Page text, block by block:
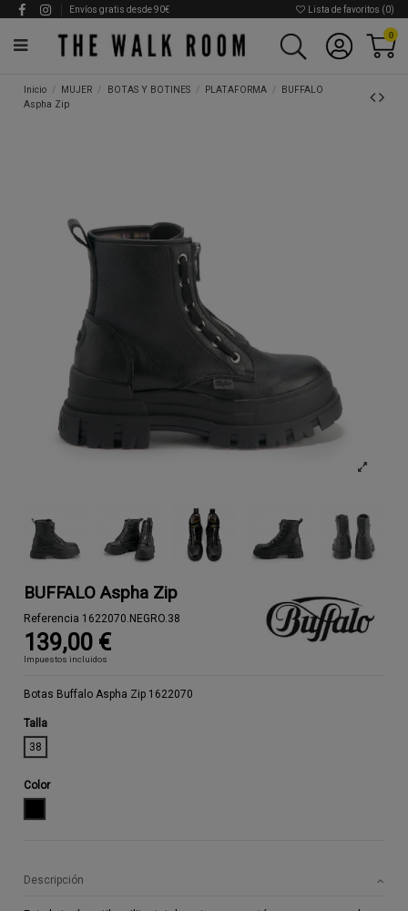
Envíos gratis desde 90€ Lista de favoritos (0)
0
Inicio MUJER BOTAS Y BOTINES PLATAFORMA
BUFFALO
Aspha Zip
BUFFALO Aspha Zip
Referencia 1622070.NEGRO.38
139,00 €
Impuestos incluidos
Botas Buffalo Aspha Zip 1622070
Talla
38
Color
Descripción